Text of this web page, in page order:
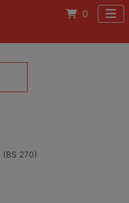
0
(BS 270)